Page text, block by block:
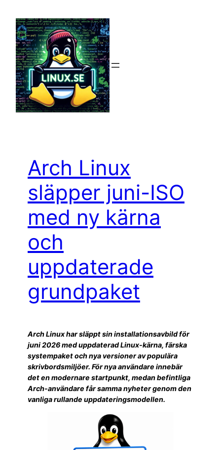
innehåll
Arch Linux
släpper juni-ISO
med ny kärna
och
uppdaterade
grundpaket
Arch Linux har släppt sin installationsavbild för
juni 2026 med uppdaterad Linux-kärna, färska
systempaket och nya versioner av populära
skrivbordsmiljöer. För nya användare innebär
det en modernare startpunkt, medan befintliga
Arch-användare får samma nyheter genom den
vanliga rullande uppdateringsmodellen.